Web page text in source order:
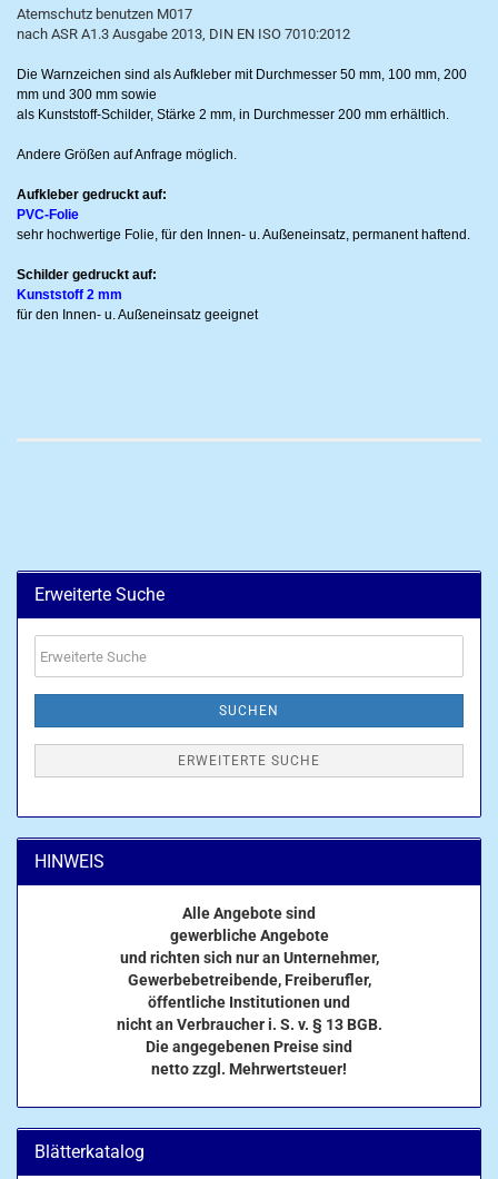
Atemschutz benutzen M017
nach ASR A1.3 Ausgabe 2013, DIN EN ISO 7010:2012
Die Warnzeichen sind als Aufkleber mit Durchmesser 50 mm, 100 mm, 200
mm und 300 mm sowie
als Kunststoff-Schilder, Stärke 2 mm, in Durchmesser 200 mm erhältlich.
Andere Größen auf Anfrage möglich.
Aufkleber gedruckt auf:
PVC-Folie
sehr hochwertige Folie, für den Innen- u. Außeneinsatz, permanent haftend.
Schilder gedruckt auf:
Kunststoff 2 mm
für den Innen- u. Außeneinsatz geeignet
Erweiterte Suche
Suche
SUCHEN
ERWEITERTE SUCHE
HINWEIS
Alle Angebote sind
gewerbliche Angebote
und richten sich nur an Unternehmer,
Gewerbebetreibende, Freiberufler,
öffentliche Institutionen und
nicht an Verbraucher i. S. v. § 13 BGB.
Die angegebenen Preise sind
netto zzgl. Mehrwertsteuer!
Blätterkatalog